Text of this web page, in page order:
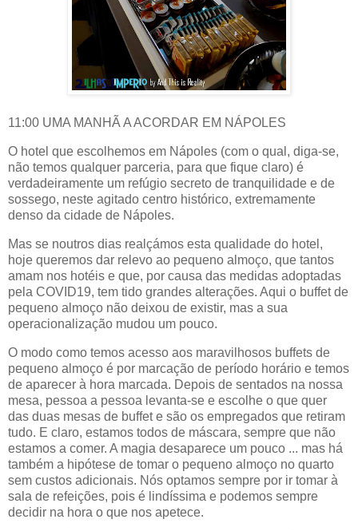
11:00 UMA MANHÃ A ACORDAR EM NÁPOLES
O hotel que escolhemos em Nápoles (com o qual, diga-se,
não temos qualquer parceria, para que fique claro) é
verdadeiramente um refúgio secreto de tranquilidade e de
sossego, neste agitado centro histórico, extremamente
denso da cidade de Nápoles.
Mas se noutros dias realçámos esta qualidade do hotel,
hoje queremos dar relevo ao pequeno almoço, que tantos
amam nos hotéis e que, por causa das medidas adoptadas
pela COVID19, tem tido grandes alterações. Aqui o buffet de
pequeno almoço não deixou de existir, mas a sua
operacionalização mudou um pouco.
O modo como temos acesso aos maravilhosos buffets de
pequeno almoço é por marcação de período horário e temos
de aparecer à hora marcada. Depois de sentados na nossa
mesa, pessoa a pessoa levanta-se e escolhe o que quer
das duas mesas de buffet e são os empregados que retiram
tudo. E claro, estamos todos de máscara, sempre que não
estamos a comer. A magia desaparece um pouco ... mas há
também a hipótese de tomar o pequeno almoço no quarto
sem custos adicionais. Nós optamos sempre por ir tomar à
sala de refeições, pois é lindíssima e podemos sempre
decidir na hora o que nos apetece.